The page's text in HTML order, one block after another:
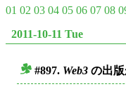
01 02 03 04 05 06 07 08
2011-10-11 Tue
#897. Web3 の出